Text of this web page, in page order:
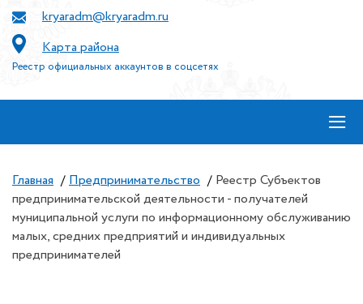
kryaradm@kryaradm.ru
Карта района
Реестр официальных аккаунтов в соцсетях
≡
Главная / Предпринимательство / Реестр Субъектов
предпринимательской деятельности - получателей
муниципальной услуги по информационному обслуживанию
малых, средних предприятий и индивидуальных
предпринимателей